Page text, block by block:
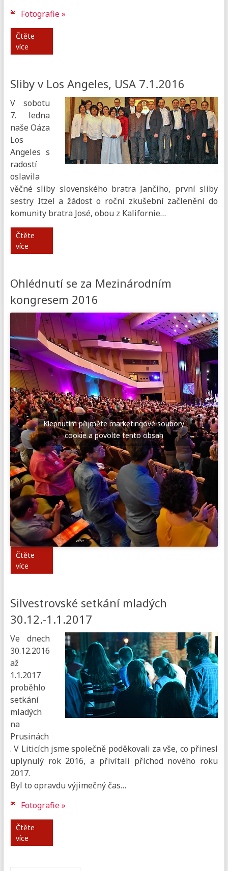
Fotografie »
Čtěte
více
Sliby v Los Angeles, USA 7.1.2016
V sobotu
7. ledna
naše Oáza
Los
Angeles s
radostí
oslavila
věčné sliby slovenského bratra Jančiho, první sliby
sestry Itzel a žádost o roční zkušební začlenění do
komunity bratra José, obou z Kalifornie…
Čtěte
více
Ohlédnutí se za Mezinárodním
kongresem 2016
Klepnutím přijměte marketingové soubory
cookie a povolte tento obsah
Čtěte
více
Silvestrovské setkání mladých
30.12.-1.1.2017
Ve dnech
30.12.2016
až
1.1.2017
proběhlo
setkání
mladých
na
Prusinách
. V Liticích jsme společně poděkovali za vše, co přinesl
uplynulý rok 2016, a přivítali příchod nového roku
2017.
Byl to opravdu výjimečný čas…
Fotografie »
Čtěte
více